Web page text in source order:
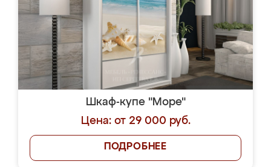
Шкаф-купе "Море"
Цена: от 29 000 руб.
ПОДРОБНЕЕ